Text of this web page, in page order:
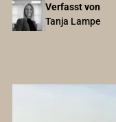
Verfasst von
Tanja Lampe